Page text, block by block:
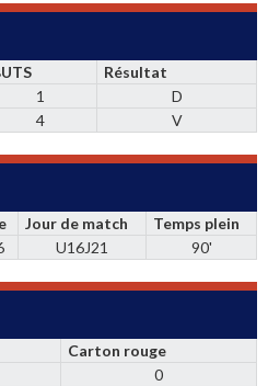
Résultat
1
D
4 V
Jour de match
Temps plein
U16J21 90'
Carton rouge
0